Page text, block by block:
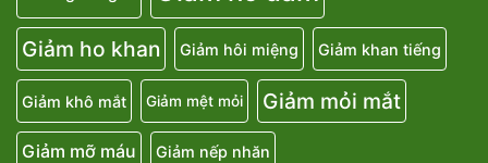
Giảm ho khan Giảm hôi miệng Giảm khan tiếng
Giảm khô mắt Giảm mệt mỏi Giảm mỏi mắt
Giảm mỡ máu Giảm nếp nhăn